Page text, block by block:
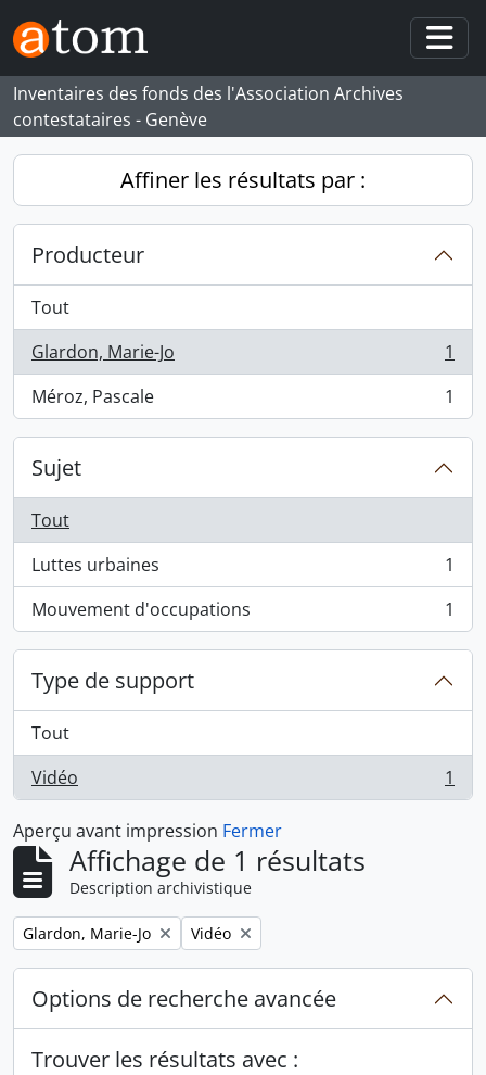
Skip to main content
Inventaires des fonds des l'Association Archives
contestataires - Genève
Affiner les résultats par :
Producteur
Tout
Glardon, Marie-Jo
, 1 résultats
1
Méroz, Pascale
, 1 résultats 1
Sujet
Tout
Luttes urbaines
, 1 résultats
1
Mouvement d'occupations
, 1 résultats 1
Type de support
Tout
Vidéo
, 1 résultats 1
Aperçu avant impression Fermer
Affichage de 1 résultats
Description archivistique
Remove filter:
Glardon, Marie-Jo Remove filter:
Vidéo
Options de recherche avancée
Trouver les résultats avec :